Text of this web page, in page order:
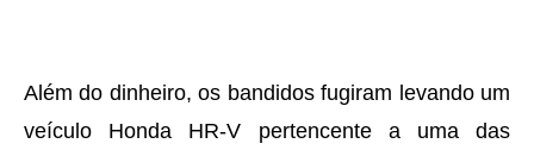
Além do dinheiro, os bandidos fugiram levando um
veículo Honda HR-V pertencente a uma das